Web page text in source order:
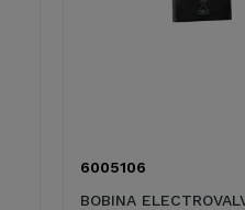
6005106
BOBINA